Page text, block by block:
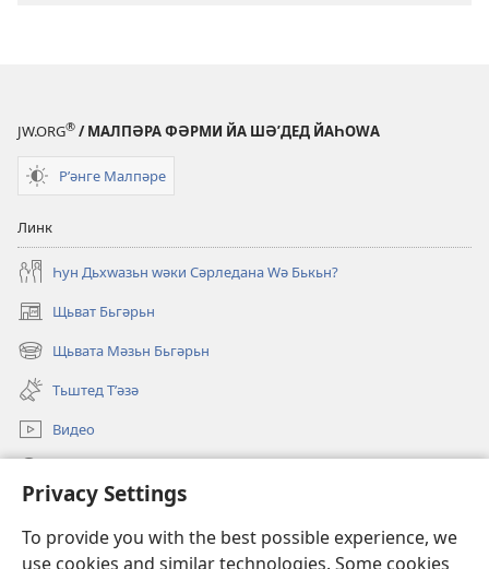
Privacy Settings
To provide you with the best possible experience, we
use cookies and similar technologies. Some cookies
JW.ORG® / МАЛПӘРА ФӘРМИ ЙА ШӘʹДЕД ЙАҺОWА
Рʹәнге Малпәре
Линк
Һун Дьхԝазьн ԝәки Сәрледана Ԝә Бькьн?
Щьват Бьгәрьн
(opens
new
window)
Щьвата Мәзьн Бьгәрьн
(opens
new
window)
Тьштед Тʹәзә
Видео
(opens